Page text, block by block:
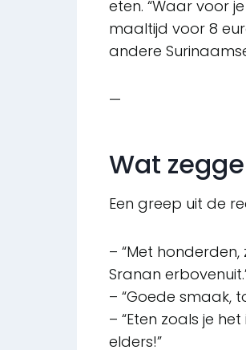
eten. “Waar voor
maaltijd voor 8
andere
—
Wat
Een greep uit de
– “Met
Sranan
– “Goede smaak,
– “Eten zoals je
elders!”